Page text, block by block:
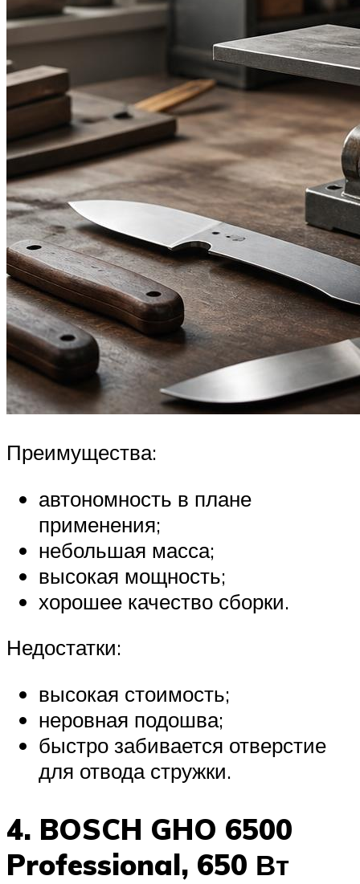
Преимущества:
автономность в плане
применения;
небольшая масса;
высокая мощность;
хорошее качество сборки.
Недостатки:
высокая стоимость;
неровная подошва;
быстро забивается отверстие
для отвода стружки.
4. BOSCH GHO 6500
Professional, 650 Вт